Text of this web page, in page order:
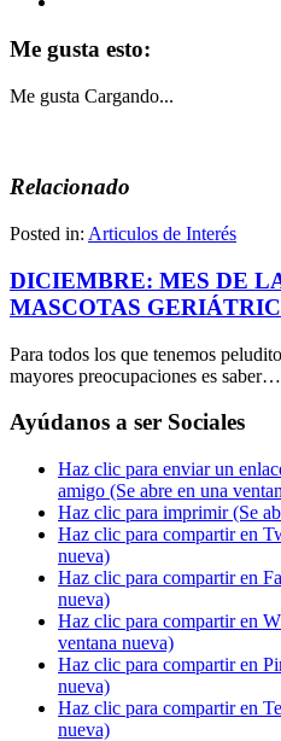
Me gusta esto:
Me gusta Cargando...
Relacionado
Posted in: Articulos de Interés
DICIEMBRE: MES DE
MASCOTAS
Para todos los que tenemos
mayores preocupaciones es saber…
Ayúdanos a ser Sociales
Haz clic para enviar un
amigo (Se abre en una
Haz clic para imprimir (Se
Haz clic para compartir en
nueva)
Haz clic para compartir en
nueva)
Haz clic para compartir en
ventana nueva)
Haz clic para compartir en
nueva)
Haz clic para compartir en
nueva)